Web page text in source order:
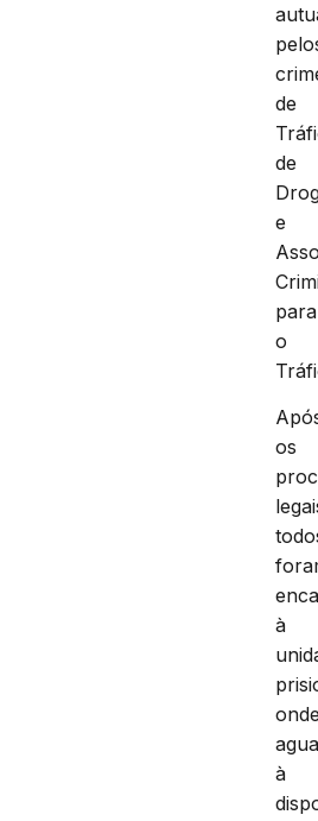
de
de
e
para
o
os
à
à